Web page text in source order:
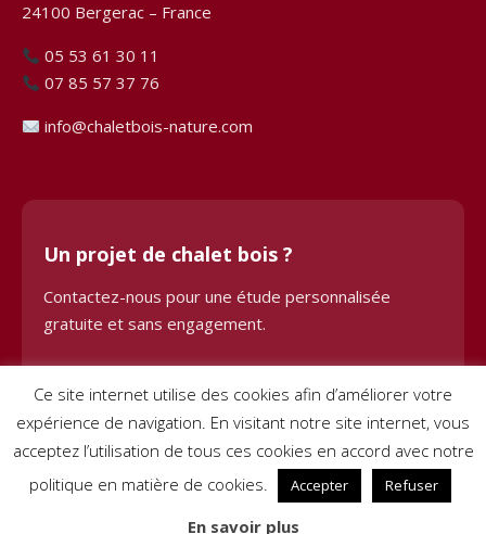
24100 Bergerac – France
05 53 61 30 11
07 85 57 37 76
info@chaletbois-nature.com
Un projet de chalet bois ?
Contactez-nous pour une étude personnalisée
gratuite et sans engagement.
Demander une étude
© 2024 Chalet Bois BHE. Tous droits réservés. Site créé parPignon
Mentions légales–Conditions générales de vente
Ce site internet utilise des cookies afin d’améliorer votre
expérience de navigation. En visitant notre site internet, vous
acceptez l’utilisation de tous ces cookies en accord avec notre
politique en matière de cookies.
Accepter Refuser
En savoir plus